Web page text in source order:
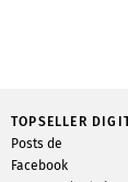
TOPSELLER
Posts de
Facebook